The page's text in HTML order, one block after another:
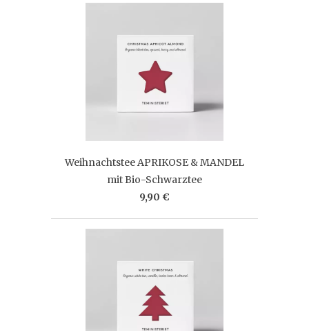
Weihnachtstee APRIKOSE & MANDEL
mit Bio-Schwarztee
9,90 €